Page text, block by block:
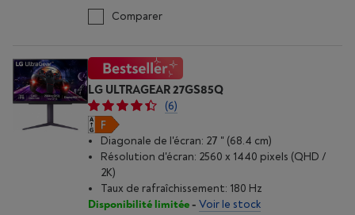
Comparer
LG ULTRAGEAR 27GS85Q
(6)
Diagonale de l'écran: 27 " (68.4 cm)
Résolution d'écran: 2560 x 1440 pixels (QHD /
2K)
Taux de rafraîchissement: 180 Hz
Disponibilité limitée- Voir le stock